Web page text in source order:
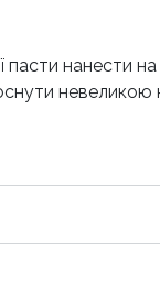
пасти
невеликою